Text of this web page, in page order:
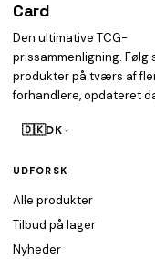
Card
Den ultimative TCG-
prissammenligning. Følg
produkter på tværs af
forhandlere, opdateret
🇩🇰DK
UDFORSK
Alle produkter
Tilbud på lager
Nyheder